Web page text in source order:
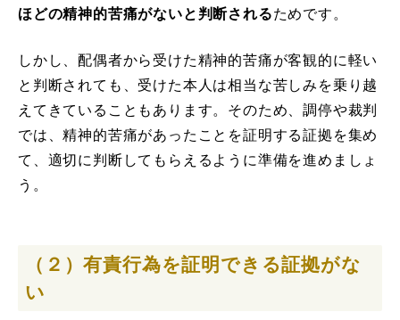
ほどの精神的苦痛がないと判断されるためです。
しかし、配偶者から受けた精神的苦痛が客観的に軽い
と判断されても、受けた本人は相当な苦しみを乗り越
えてきていることもあります。そのため、調停や裁判
では、精神的苦痛があったことを証明する証拠を集め
て、適切に判断してもらえるように準備を進めましょ
う。
（２）有責行為を証明できる証拠がな
い